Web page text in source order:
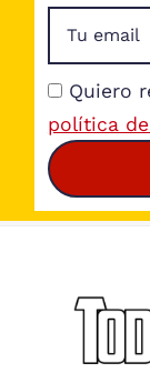
Quiero
política
Footer